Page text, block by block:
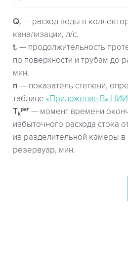
Qr — расход воды в
канализации, л/с.
tr — продолжительность
по поверхности и трубам до
мин.
n — показатель степени,
таблице «Приложения В»
Tk
рег — момент времени
избыточного расхода стока
из разделительной камеры
резервуар, мин.